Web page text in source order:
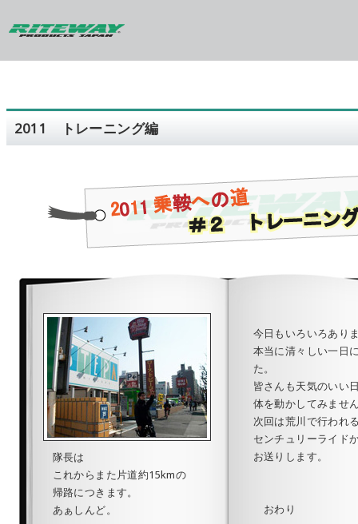
2011 トレーニング編
今日もいろいろあり
本当に清々しい一日
た。
皆さんも天気のいい
体を動かしてみませ
次回は荒川で行われ
センチュリーライド
お送りします。
おわり
隊長は
これからまた片道約15kmの
帰路につきます。
あぁしんど。